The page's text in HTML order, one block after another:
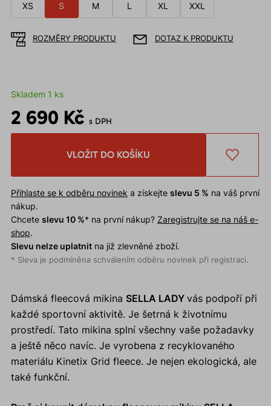
XS S M L XL XXL
ROZMĚRY PRODUKTU DOTAZ K PRODUKTU
Skladem 1 ks
2 690 Kč s DPH
VLOŽIT DO KOŠÍKU
Přihlaste se k odběru novinek a získejte slevu 5 % na váš první
nákup.
Chcete slevu 10 %* na první nákup? Zaregistrujte se na náš e-
shop.
Slevu nelze uplatnitna již zlevněné zboží.
* Sleva je podmíněna schválením odběru novinek při registraci.
Dámská fleecová mikina SELLA LADY vás podpoří při
každé sportovní aktivitě. Je šetrná k životnímu
prostředí. Tato mikina splní všechny vaše požadavky
a ještě něco navíc. Je vyrobena z recyklovaného
materiálu Kinetix Grid fleece. Je nejen ekologická, ale
také funkční.